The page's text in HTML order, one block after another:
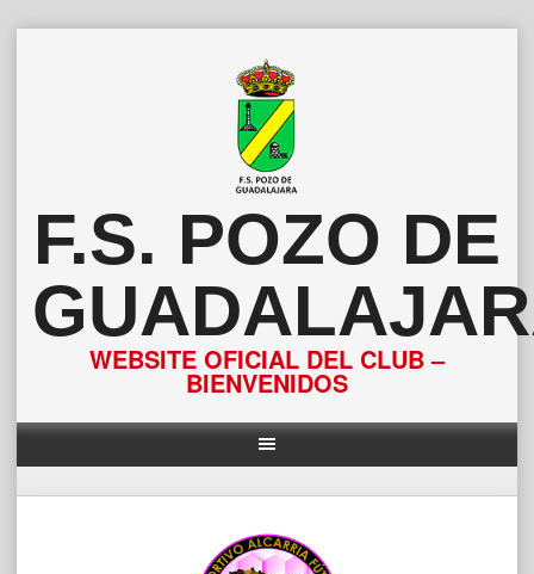
F.S. POZO DE
WEBSITE OFICIAL DEL CLUB –
BIENVENIDOS